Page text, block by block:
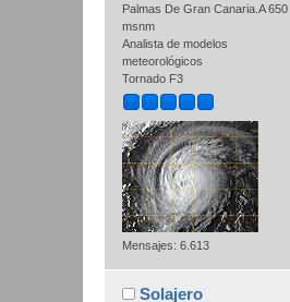
Palmas De Gran Canaria.A 650
msnm
Analista de modelos
meteorológicos
Tornado F3
Mensajes: 6.613
Solajero